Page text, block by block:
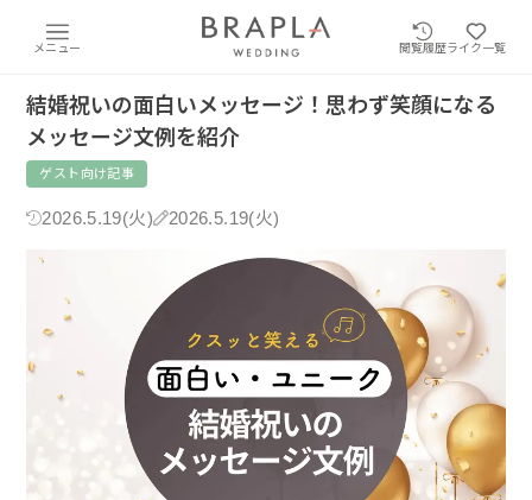
メニュー 閲覧履歴ライク一覧
結婚祝いの面白いメッセージ！思わず笑顔になる
メッセージ文例を紹介
ゲスト向け記事
2026.5.19(火) 2026.5.19(火)